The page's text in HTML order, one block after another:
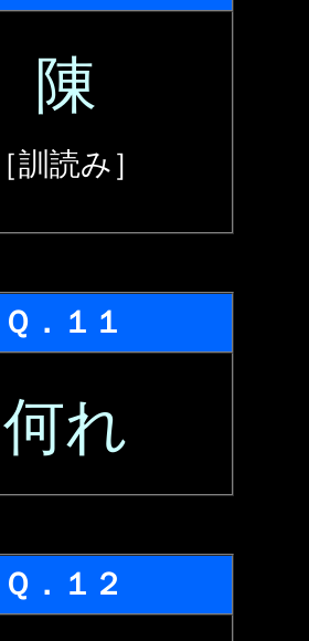
陳
［訓読み］
Ｑ．１１
何れ
Ｑ．１２